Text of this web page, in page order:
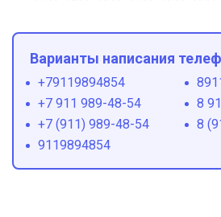
Варианты написания
+79119894854
+7 911 989-48-54
8
+7 (911) 989-48-54
8
9119894854